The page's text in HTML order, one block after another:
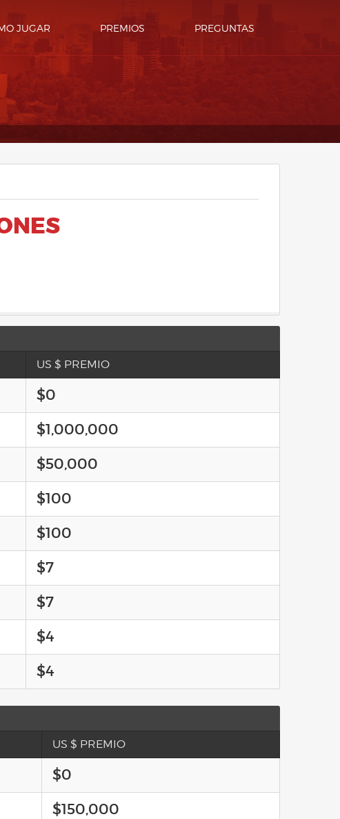
JUGAR PREMIOS PREGUNTAS
US $ PREMIO
$0
$1,000,000
$50,000
$100
$100
$7
$7
$4
$4
US $ PREMIO
$0
$150,000